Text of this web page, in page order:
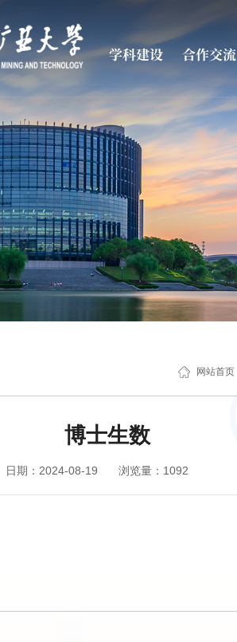
学科建设 合作交流
网站首页
博士生数
日期：2024-08-19 浏览量： 1092